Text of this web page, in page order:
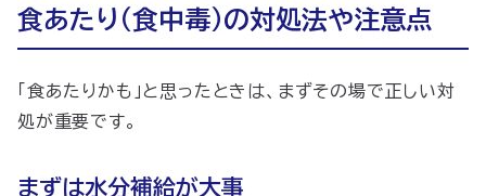
食あたり（食中毒）の対処法や注意点
「食あたりかも」 と思ったときは、まずその場で正しい対
処が重要です。
まずは水分補給が大事